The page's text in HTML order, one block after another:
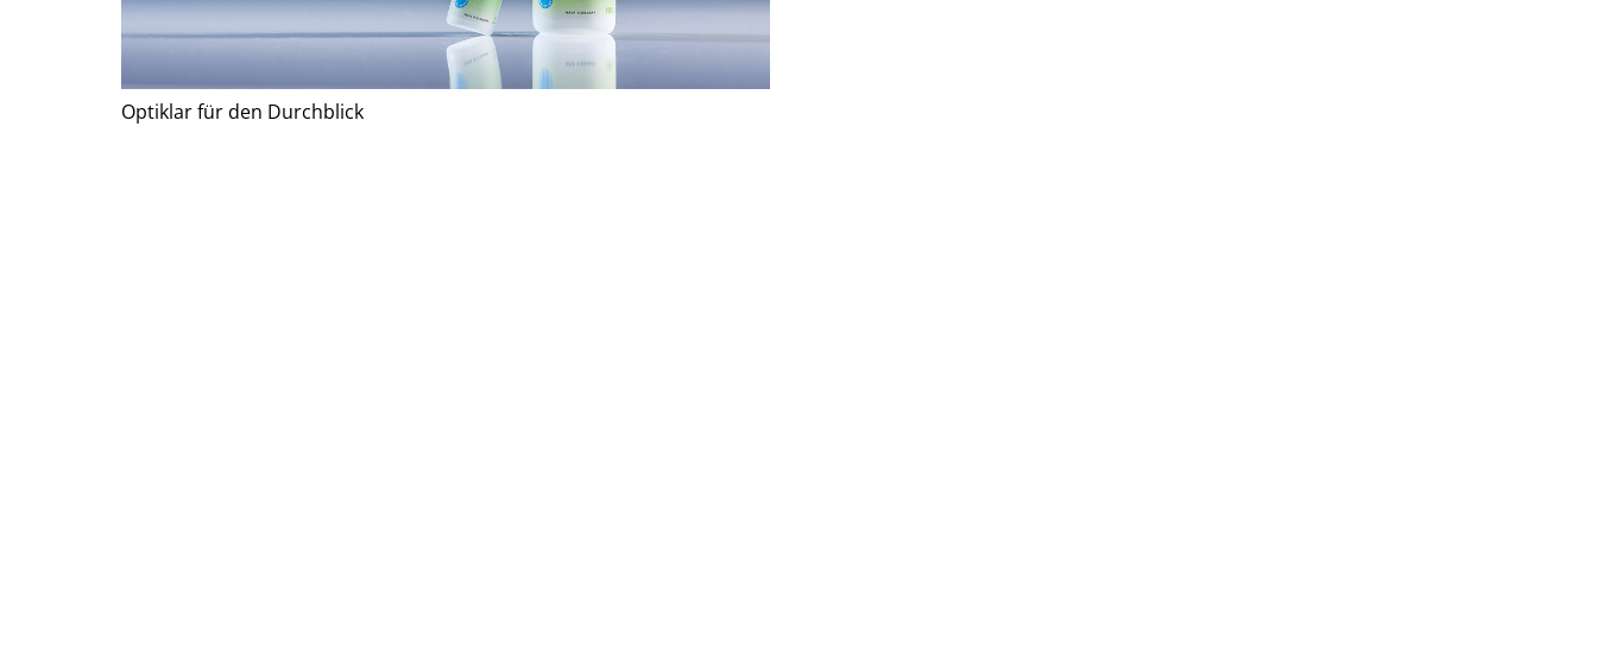
Optiklar für den Durchblick